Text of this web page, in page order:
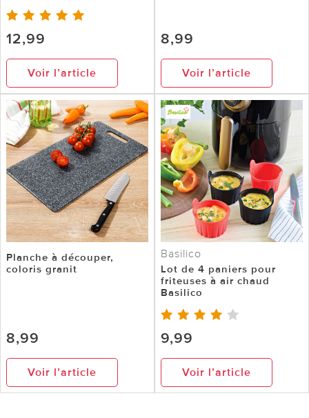
12,99
Voir l’article
8,99
Voir l’article
Planche à découper,
coloris granit
8,99
Voir l’article
Basilico
Lot de 4 paniers pour
friteuses à air chaud
Basilico
9,99
Voir l’article